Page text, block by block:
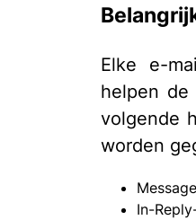
Elke e-
helpen de
volgende
worden
In-